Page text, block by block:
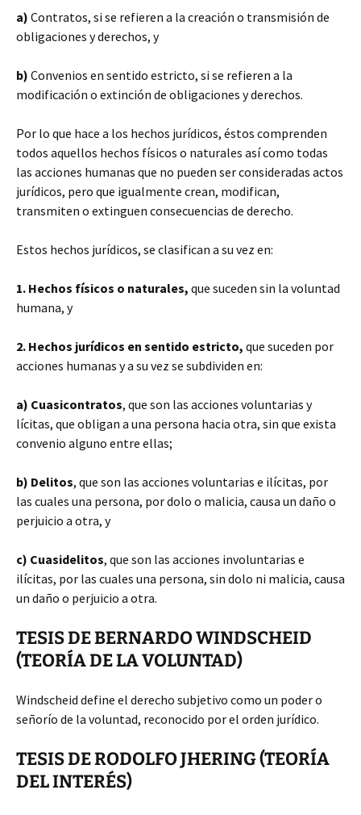
a) Contratos, si se refieren a la creación o transmisión de
obligaciones y derechos, y
b) Convenios en sentido estricto, si se refieren a la
modificación o extinción de obligaciones y derechos.
Por lo que hace a los hechos jurídicos, éstos comprenden
todos aquellos hechos físicos o naturales así como todas
las acciones humanas que no pueden ser consideradas actos
jurídicos, pero que igualmente crean, modifican,
transmiten o extinguen consecuencias de derecho.
Estos hechos jurídicos, se clasifican a su vez en:
1. Hechos físicos o naturales, que suceden sin la voluntad
humana, y
2. Hechos jurídicos en sentido estricto, que suceden por
acciones humanas y a su vez se subdividen en:
a) Cuasicontratos, que son las acciones voluntarias y
lícitas, que obligan a una persona hacia otra, sin que exista
convenio alguno entre ellas;
b) Delitos, que son las acciones voluntarias e ilícitas, por
las cuales una persona, por dolo o malicia, causa un daño o
perjuicio a otra, y
c) Cuasidelitos, que son las acciones involuntarias e
ilícitas, por las cuales una persona, sin dolo ni malicia, causa
un daño o perjuicio a otra.
TESIS DE BERNARDO WINDSCHEID
(TEORÍA DE LA VOLUNTAD)
Windscheid define el derecho subjetivo como un poder o
señorío de la voluntad, reconocido por el orden jurídico.
TESIS DE RODOLFO JHERING (TEORÍA
DEL INTERÉS)